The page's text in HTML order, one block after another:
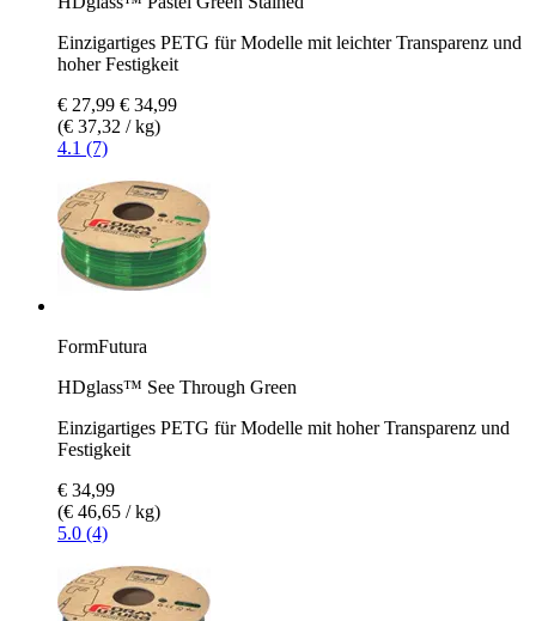
Einzigartiges PETG für Modelle mit leichter Transparenz und
hoher Festigkeit
€ 27,99 € 34,99
(€ 37,32 / kg)
4.1 (7)
FormFutura
HDglass™ See Through Green
Einzigartiges PETG für Modelle mit hoher Transparenz und
Festigkeit
€ 34,99
(€ 46,65 / kg)
5.0 (4)